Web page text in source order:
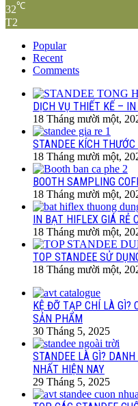
32℃
T2
Popular
Recent
Comments
DỊCH VỤ THIẾT KẾ –
18 Tháng mười một,
STANDEE KÍCH
18 Tháng mười một,
BOOTH SAMPLING
18 Tháng mười một,
IN BẠT HIFLEX GIÁ RẺ
18 Tháng mười một,
TOP STANDEE SỬ
18 Tháng mười một,
KỆ ĐỠ TẠP CHÍ LÀ GÌ?
SẢN PHẨM
30 Tháng 5, 2025
STANDEE LÀ GÌ?
NHẤT HIỆN NAY
29 Tháng 5, 2025